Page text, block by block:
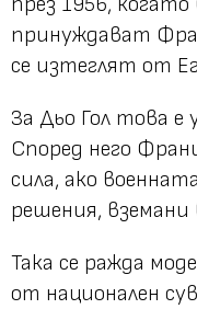
принуждават
се изтеглят от
За Дьо Гол това е
Според него
сила, ако
решения,
Така се ражда
от национален